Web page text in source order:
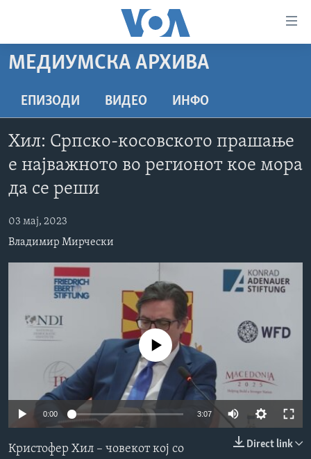
пристапност
содржина
Премини
до
страната
за
навигација
Пребарувај
ДОМА
РУБРИКИ
МАКЕДОНИЈА
СВЕТ
ЕКОНОМИЈА
ПОЛИТИКА
ЗДРАВЈЕ
НАУКА
УМЕТНОСТ И ЗАБАВА
ИНТЕРВЈУА
ДОКУМЕНТАРЦИ
АРХИВИРАНА ПРОГРАМА
NEWSFLASH - АРХИВА
ВЕСТИ ОД САД ВО МИНУТА - АРХИВА
ИЗБОРИ ВО САД 2020 - АРХИВА
ЗА НАС
Learning English
Јазици
МЕДИУМСКА АРХИВА
ЕПИЗОДИ ВИДЕО ИНФО
Хил: Српско-косовското прашање
е најважното во регионот кое мора
да се реши
03 мај, 2023
Владимир Мирчески
No media source currently available
0:00 3:07
Direct link
Кристофер Хил – човекот кој со